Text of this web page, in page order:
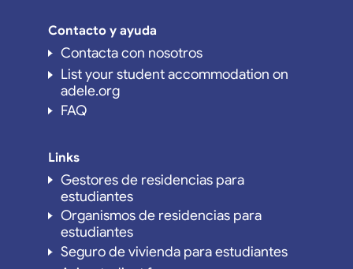
Contacto y ayuda
Contacta con nosotros
List your student accommodation on
adele.org
FAQ
Links
Gestores de residencias para
estudiantes
Organismos de residencias para
estudiantes
Seguro de vivienda para estudiantes